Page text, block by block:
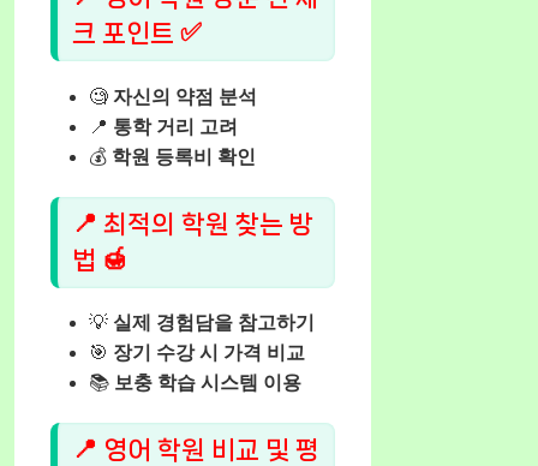
크 포인트 ✅
🧐 자신의 약점 분석
📍 통학 거리 고려
💰 학원 등록비 확인
📍 최적의 학원 찾는 방
법 🍯
💡 실제 경험담을 참고하기
🎯 장기 수강 시 가격 비교
📚 보충 학습 시스템 이용
📍 영어 학원 비교 및 평